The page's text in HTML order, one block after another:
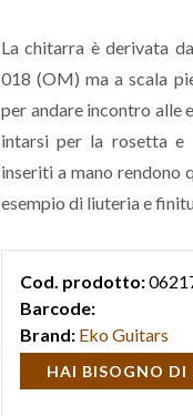
La chitarra è derivata
018 (OM) ma a scala
per andare incontro alle
intarsi per la rosetta e
inseriti a mano rendono
esempio di liuteria e
Cod. prodotto:
Barcode:
Brand: Eko Guitars
HAI BISOGNO DI